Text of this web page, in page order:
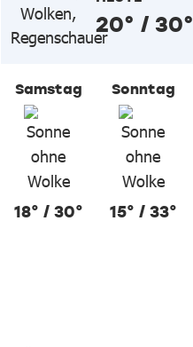
20° / 30°
Samstag
18° / 30°
Sonntag
15° / 33°